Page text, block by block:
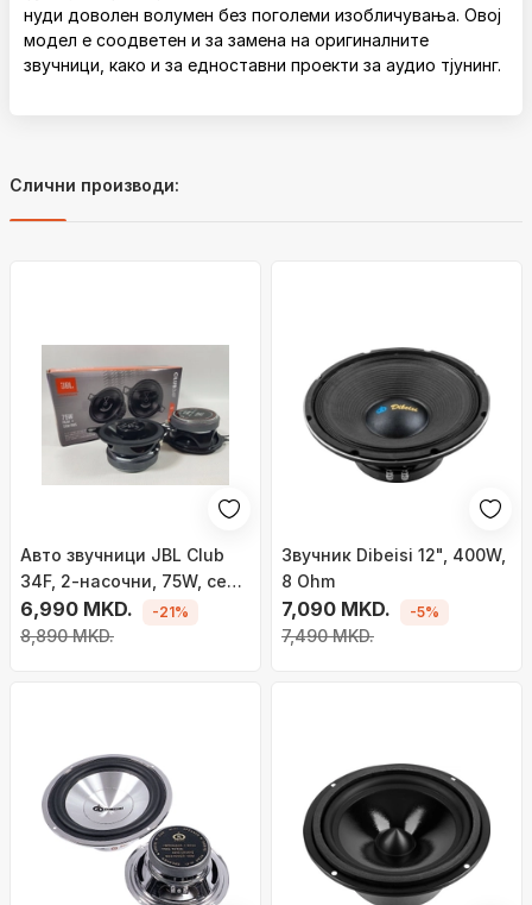
нуди доволен волумен без поголеми изобличувања. Овој
модел е соодветен и за замена на оригиналните
звучници, како и за едноставни проекти за аудио тјунинг.
Слични производи:
Авто звучници JBL Club
34F, 2-насочни, 75W, сет
2 парчиња
6,990 MKD.
8,890 MKD.
-21%
Звучник Dibeisi 12", 400W,
8 Ohm
7,090 MKD.
7,490 MKD.
-5%